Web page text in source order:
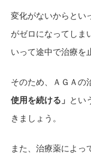
変化がないからとい
がゼロになってしま
いって途中で治療を
そのため、ＡＧＡの
使用を続ける」 とい
きましょう。
また、治療薬によっ